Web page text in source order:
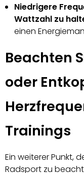
Niedrigere
Wattzahl zu
einen
Beachten
oder
Trainings
Ein weiterer Punkt,
Radsport zu